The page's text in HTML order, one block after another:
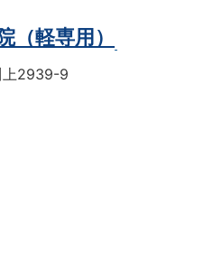
（軽専用）
上2939-9